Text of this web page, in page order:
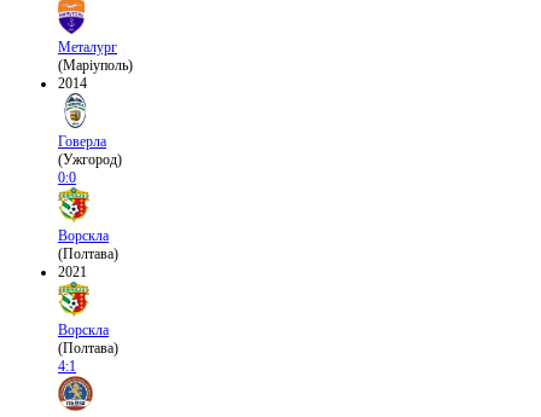
Металург
(Маріуполь)
2014
Говерла
(Ужгород)
0:0
Ворскла
(Полтава)
2021
Ворскла
(Полтава)
4:1